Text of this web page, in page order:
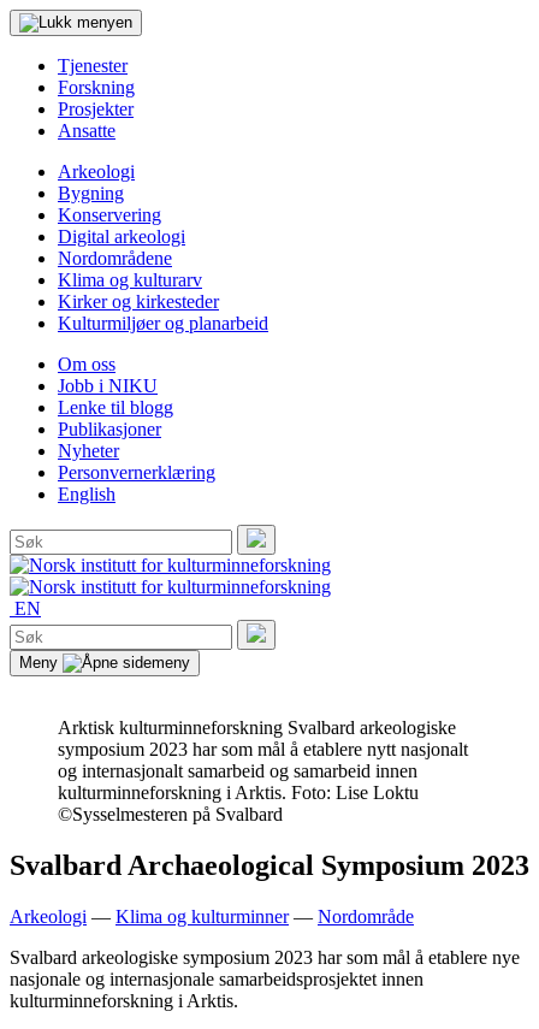
Tjenester
Forskning
Prosjekter
Ansatte
Arkeologi
Bygning
Konservering
Digital arkeologi
Nordområdene
Klima og kulturarv
Kirker og kirkesteder
Kulturmiljøer og planarbeid
Om oss
Jobb i NIKU
Lenke til blogg
Publikasjoner
Nyheter
Personvernerklæring
English
Søk
etter:
Søk
EN
Søk
etter:
Søk
Meny
Arktisk kulturminneforskning Svalbard arkeologiske
symposium 2023 har som mål å etablere nytt nasjonalt
og internasjonalt samarbeid og samarbeid innen
kulturminneforskning i Arktis. Foto: Lise Loktu
©Sysselmesteren på Svalbard
Svalbard Archaeological Symposium 2023
Arkeologi — Klima og kulturminner — Nordområde
Svalbard arkeologiske symposium 2023 har som mål å etablere nye
nasjonale og internasjonale samarbeidsprosjektet innen
kulturminneforskning i Arktis.